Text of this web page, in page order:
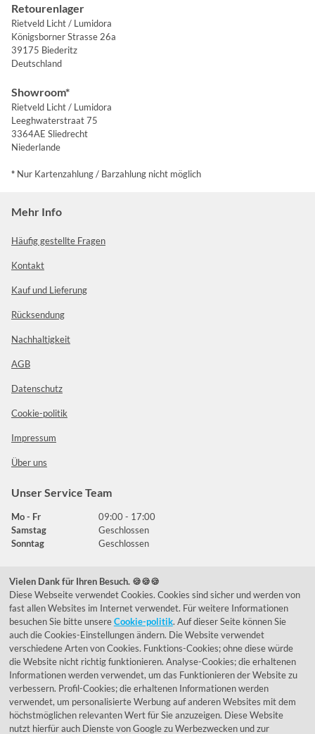
Retourenlager
Rietveld Licht / Lumidora
Königsborner Strasse 26a
39175 Biederitz
Deutschland
Showroom*
Rietveld Licht / Lumidora
Leeghwaterstraat 75
3364AE Sliedrecht
Niederlande
* Nur Kartenzahlung / Barzahlung nicht möglich
Mehr Info
Häufig gestellte Fragen
Kontakt
Kauf und Lieferung
Rücksendung
Nachhaltigkeit
AGB
Datenschutz
Cookie-politik
Impressum
Über uns
Unser Service Team
Mo - Fr
09:00 - 17:00
Samstag
Geschlossen
Sonntag
Geschlossen
Häufig gestellte Fragen
039292 - 678215
de@lumidora.com
FacebookInstagram
Kundenmeinungen
Vielen Dank für Ihren Besuch. 🍪🍪🍪
Diese Webseite verwendet Cookies. Cookies sind sicher und werden von
fast allen Websites im Internet verwendet. Für weitere Informationen
besuchen Sie bitte unsereCookie-politik. Auf dieser Seite können Sie
auch die Cookies-Einstellungen ändern. Die Website verwendet
verschiedene Arten von Cookies. Funktions-Cookies; ohne diese würde
die Website nicht richtig funktionieren. Analyse-Cookies; die erhaltenen
Informationen werden verwendet, um das Funktionieren der Website zu
verbessern. Profil-Cookies; die erhaltenen Informationen werden
verwendet, um personalisierte Werbung auf anderen Websites mit dem
höchstmöglichen relevanten Wert für Sie anzuzeigen. Diese Website
nutzt hierfür auch Dienste von Google zu Werbezwecken und zur